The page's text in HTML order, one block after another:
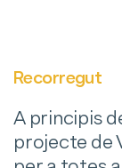
Recorregut
A principis
projecte de